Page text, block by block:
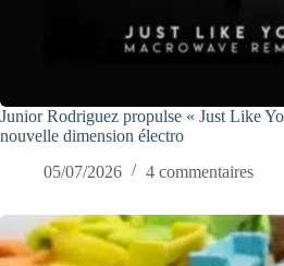
Junior Rodriguez propulse « Just Like
nouvelle dimension électro
05/07/2026
4 commentaires